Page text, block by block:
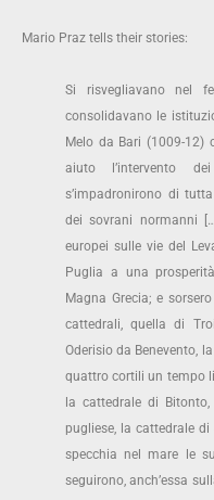
Mario Praz tells their stories:
Si risvegliavano nel
consolidavano le
Melo da Bari (1009-
aiuto l’intervento
s’impadronirono di
dei sovrani normanni
europei sulle vie del
Puglia a una
Magna Grecia; e
cattedrali, quella di
Oderisio da Benevento,
quattro cortili un tempo
la cattedrale di
pugliese, la cattedrale
specchia nel mare le
seguirono, anch’essa